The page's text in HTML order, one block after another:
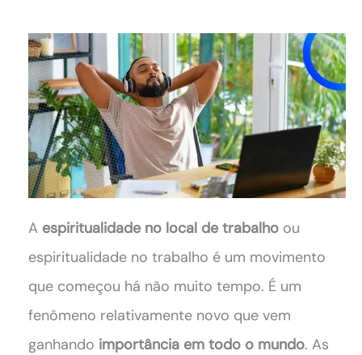
A espiritualidade no local de trabalho ou
espiritualidade no trabalho é um movimento
que começou há não muito tempo. É um
fenômeno relativamente novo que vem
ganhando importância em todo o mundo. As